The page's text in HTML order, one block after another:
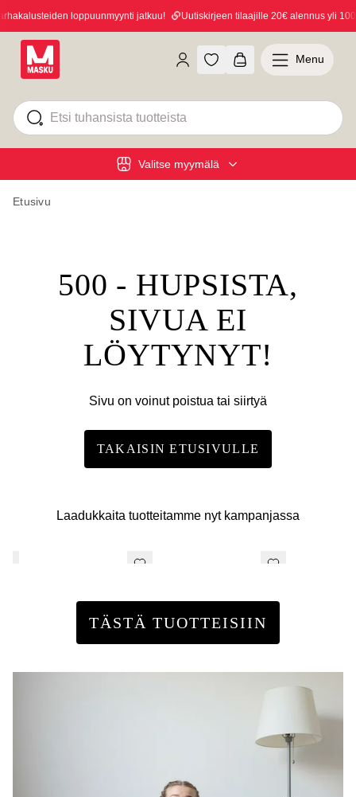
loppuunmyynti jatkuu! Uutiskirjeen tilaajille 20€ alennus yli 100€
Valitse myymälä
Menu
Etusivu
500 - HUPSISTA,
SIVUA EI
LÖYTYNYT!
Sivu on voinut poistua tai siirtyä
TAKAISIN ETUSIVULLE
Laadukkaita tuotteitamme nyt kampanjassa
TÄSTÄ TUOTTEISIIN